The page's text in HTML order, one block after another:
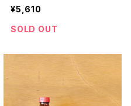
¥5,610
SOLD OUT